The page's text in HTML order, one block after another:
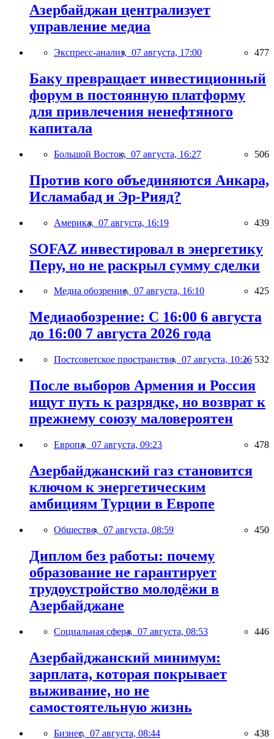
Азербайджан централизует
управление медиа
Экспресс-анализ, 07 августа, 17:00 477
Баку превращает инвестиционный
форум в постоянную платформу
для привлечения ненефтяного
капитала
Большой Восток, 07 августа, 16:27 506
Против кого объединяются Анкара,
Исламабад и Эр-Рияд?
Америка, 07 августа, 16:19 439
SOFAZ инвестировал в энергетику
Перу, но не раскрыл сумму сделки
Медиа обозрение, 07 августа, 16:10 425
Медиаобозрение: С 16:00 6 августа
до 16:00 7 августа 2026 года
Постсоветское пространство, 07 августа, 10:26 532
После выборов Армения и Россия
ищут путь к разрядке, но возврат к
прежнему союзу маловероятен
Европа, 07 августа, 09:23 478
Азербайджанский газ становится
ключом к энергетическим
амбициям Турции в Европе
Общество, 07 августа, 08:59 450
Диплом без работы: почему
образование не гарантирует
трудоустройство молодёжи в
Азербайджане
Социальная сфера, 07 августа, 08:53 446
Азербайджанский минимум:
зарплата, которая покрывает
выживание, но не
самостоятельную жизнь
Бизнес, 07 августа, 08:44 438